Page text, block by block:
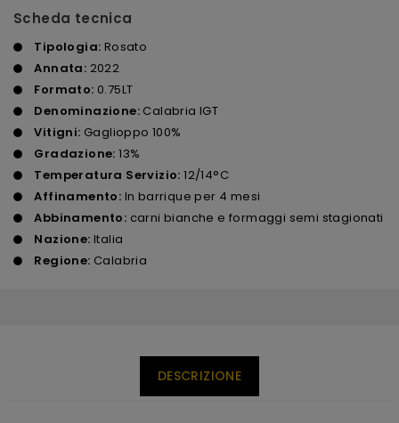
Scheda tecnica
Tipologia: Rosato
Annata: 2022
Formato: 0.75LT
Denominazione: Calabria IGT
Vitigni: Gaglioppo 100%
Gradazione:13%
Temperatura Servizio:12/14°C
Affinamento: In barrique per 4 mesi
Abbinamento: carni bianche e formaggi semi stagionati
Nazione:Italia
Regione: Calabria
DESCRIZIONE